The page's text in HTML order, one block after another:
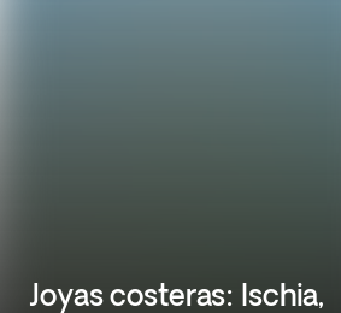
Joyas costeras: Ischia,